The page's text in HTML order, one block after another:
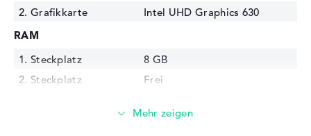
2. Grafikkarte
Intel UHD Graphics 630
RAM
1. Steckplatz
8 GB
2. Steckplatz
Frei
DDR4 SDRAM - PC4-21300 -